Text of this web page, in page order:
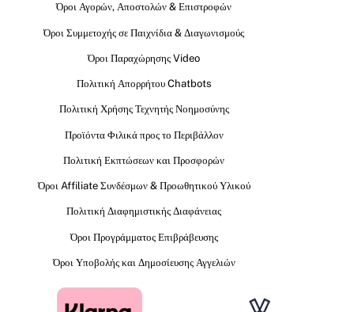
Όροι Αγορών, Αποστολών & Επιστροφών
Όροι Συμμετοχής σε Παιχνίδια & Διαγωνισμούς
Όροι Παραχώρησης Video
Πολιτική Απορρήτου Chatbots
Πολιτική Χρήσης Τεχνητής Νοημοσύνης
Προϊόντα Φιλικά προς το Περιβάλλον
Πολιτική Εκπτώσεων και Προσφορών
Όροι Affiliate Συνδέσμων & Προωθητικού Υλικού
Πολιτική Διαφημιστικής Διαφάνειας
Όροι Προγράμματος Επιβράβευσης
Όροι Υποβολής και Δημοσίευσης Αγγελιών